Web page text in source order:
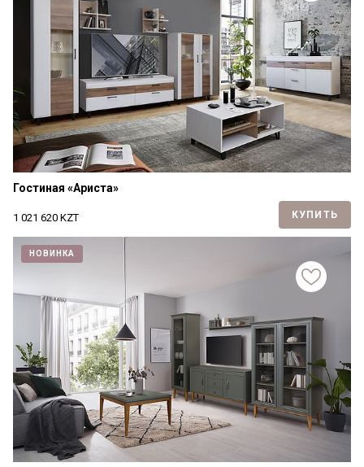
Гостиная «Ариста»
1 021 620 KZT КУПИТЬ
НОВИНКА